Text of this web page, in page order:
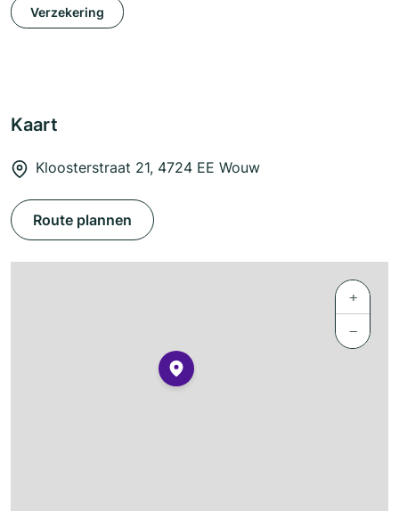
Verzekering
Kaart
Kloosterstraat 21, 4724 EE Wouw
Route plannen
+
−